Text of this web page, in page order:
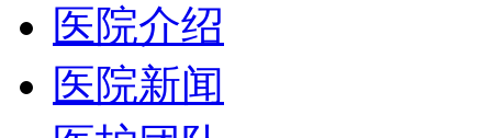
医院介绍
医院新闻